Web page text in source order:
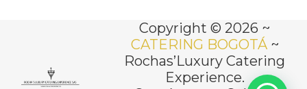
Copyright © 2026 ~
CATERING BOGOTÁ~
Rochas’Luxury Catering
Experience.